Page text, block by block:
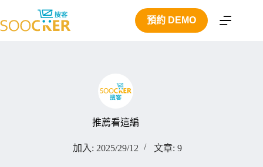
至
預約 DEMO
推薦看這編
加入: 2025/29/12 文章: 9